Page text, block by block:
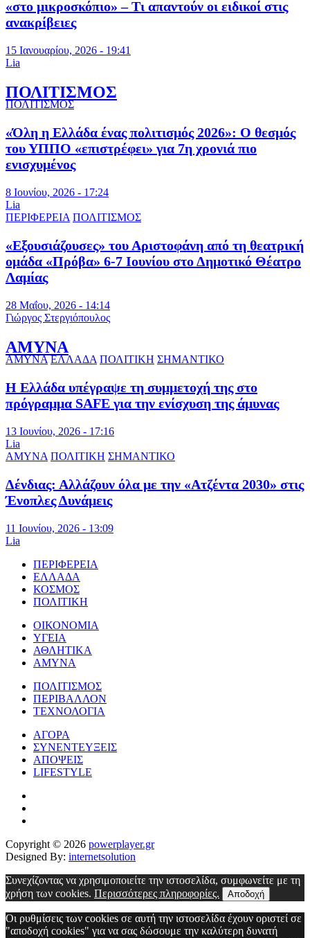
«στο μικροσκόπιο» – Τι απαντούν οι ειδικοί στις
ανακρίβειες
15 Ιανουαρίου, 2026 - 19:41
Lia
ΠΟΛΙΤΙΣΜΟΣ
ΠΟΛΙΤΙΣΜΟΣ
«Όλη η Ελλάδα ένας πολιτισμός 2026»: Ο θεσμός
του ΥΠΠΟ «επιστρέφει» για 7η χρονιά πιο
ενισχυμένος
8 Ιουνίου, 2026 - 17:24
Lia
ΠΕΡΙΦΕΡΕΙΑ ΠΟΛΙΤΙΣΜΟΣ
«Εξουσιάζουσες» του Αριστοφάνη από τη θεατρική
ομάδα «Πρόβα» 6-7 Ιουνίου στο Δημοτικό Θέατρο
Λαμίας
28 Μαΐου, 2026 - 14:14
Γιώργος Στεργιόπουλος
ΑΜΥΝΑ
ΑΜΥΝΑ ΕΛΛΑΔΑ ΠΟΛΙΤΙΚΗ ΣΗΜΑΝΤΙΚΟ
Η Ελλάδα υπέγραψε τη συμμετοχή της στο
πρόγραμμα SAFE για την ενίσχυση της άμυνας
13 Ιουνίου, 2026 - 17:16
Lia
ΑΜΥΝΑ ΠΟΛΙΤΙΚΗ ΣΗΜΑΝΤΙΚΟ
Δένδιας: Αλλάζουν όλα με την «Ατζέντα 2030» στις
Ένοπλες Δυνάμεις
11 Ιουνίου, 2026 - 13:09
Lia
ΠΕΡΙΦΕΡΕΙΑ
ΕΛΛΑΔΑ
ΚΟΣΜΟΣ
ΠΟΛΙΤΙΚΗ
ΟΙΚΟΝΟΜΙΑ
ΥΓΕΙΑ
ΑΘΛΗΤΙΚΑ
ΑΜΥΝΑ
ΠΟΛΙΤΙΣΜΟΣ
ΠΕΡΙΒΑΛΛΟΝ
ΤΕΧΝΟΛΟΓΙΑ
ΑΓΟΡΑ
ΣΥΝΕΝΤΕΥΞΕΙΣ
ΑΠΟΨΕΙΣ
LIFESTYLE
Copyright © 2026 powerplayer.gr
Designed By: internetsolution
Συνεχίζοντας να χρησιμοποιείτε την ιστοσελίδα, συμφωνείτε με τη
χρήση των cookies. Περισσότερες πληροφορίες. Αποδοχή
Οι ρυθμίσεις των cookies σε αυτή την ιστοσελίδα έχουν οριστεί σε
"αποδοχή cookies" για να σας δώσουμε την καλύτερη δυνατή